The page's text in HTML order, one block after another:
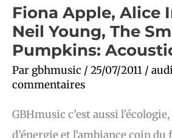
Fiona Apple, Alice
Neil Young, The
Pumpkins:
Par gbhmusic / 25/07/2011 /
commentaires
GBHmusic c’est aussi
d’énergie et l’ambiance coin du
Fiona
Apple,
Alice
In
Chains,
Neil
Young,
The
Smashing
Acoustic
sunday